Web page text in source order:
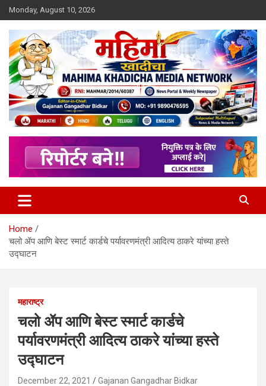
Skip
to
content
Monday, August 10, 2026
Mahimakhadicha
Home
चलो ॲप आणि बेस्ट स्मार्ट कार्डचे पर्यावरणमंत्री आदित्य ठाकरे यांच्या हस्ते
उद्घाटन
महाराष्ट्र
चलो ॲप आणि बेस्ट स्मार्ट कार्डचे
पर्यावरणमंत्री आदित्य ठाकरे यांच्या हस्ते
उद्घाटन
December 22, 2021 Gajanan Gangadhar Bidkar